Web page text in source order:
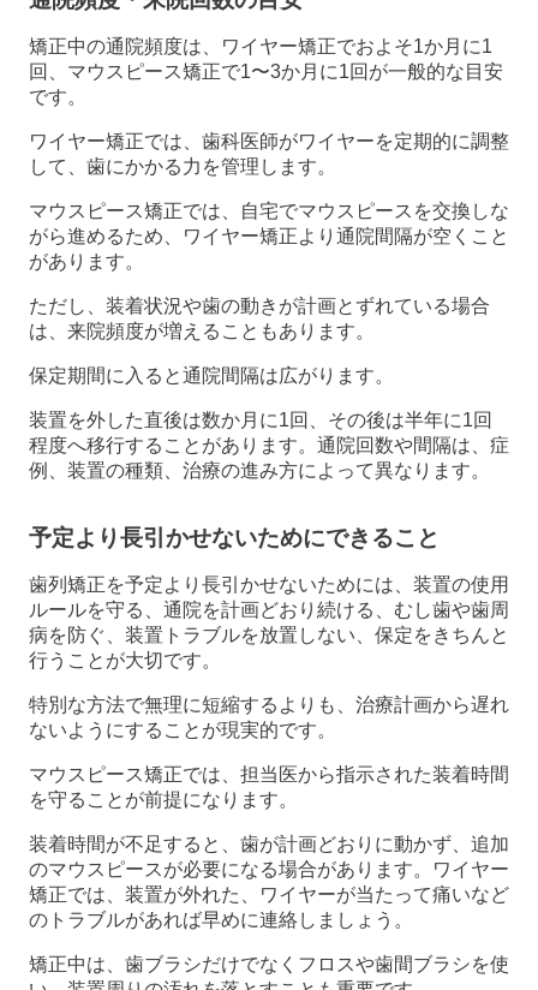
矯正中の通院頻度は、ワイヤー矯正でおよそ1か月に1
回、マウスピース矯正で1〜3か月に1回が一般的な目安
です。
ワイヤー矯正では、歯科医師がワイヤーを定期的に調整
して、歯にかかる力を管理します。
マウスピース矯正では、自宅でマウスピースを交換しな
がら進めるため、ワイヤー矯正より通院間隔が空くこと
があります。
ただし、装着状況や歯の動きが計画とずれている場合
は、来院頻度が増えることもあります。
保定期間に入ると通院間隔は広がります。
装置を外した直後は数か月に1回、その後は半年に1回
程度へ移行することがあります。通院回数や間隔は、症
例、装置の種類、治療の進み方によって異なります。
予定より長引かせないためにできること
歯列矯正を予定より長引かせないためには、装置の使用
ルールを守る、通院を計画どおり続ける、むし歯や歯周
病を防ぐ、装置トラブルを放置しない、保定をきちんと
行うことが大切です。
特別な方法で無理に短縮するよりも、治療計画から遅れ
ないようにすることが現実的です。
マウスピース矯正では、担当医から指示された装着時間
を守ることが前提になります。
装着時間が不足すると、歯が計画どおりに動かず、追加
のマウスピースが必要になる場合があります。ワイヤー
矯正では、装置が外れた、ワイヤーが当たって痛いなど
のトラブルがあれば早めに連絡しましょう。
矯正中は、歯ブラシだけでなくフロスや歯間ブラシを使